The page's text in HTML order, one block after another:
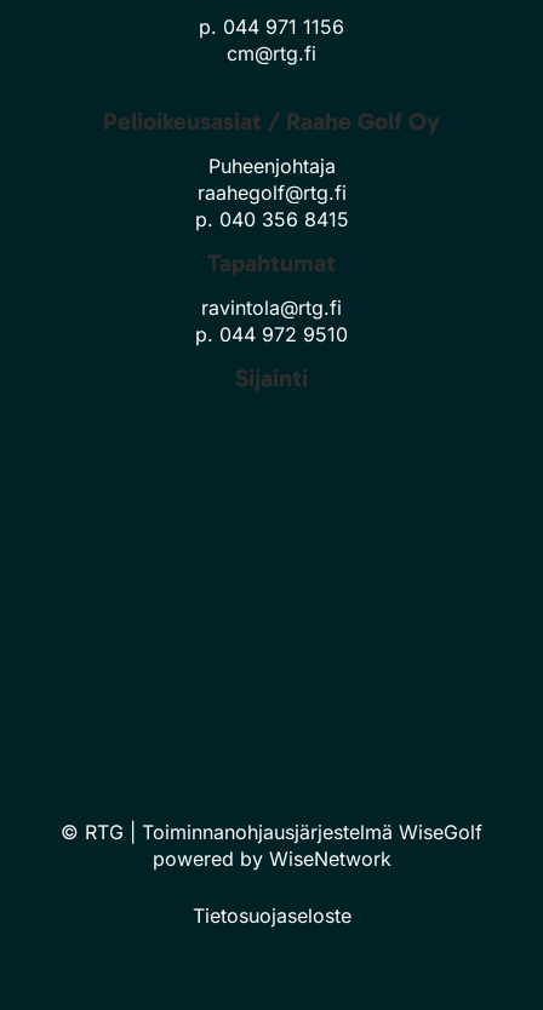
p. 044 971 1156
cm@rtg.fi
Pelioikeusasiat / Raahe Golf Oy
Puheenjohtaja
raahegolf@rtg.fi
p. 040 356 8415
Tapahtumat
ravintola@rtg.fi
p. 044 972 9510
Sijainti
© RTG | Toiminnanohjausjärjestelmä WiseGolf
powered by WiseNetwork
Tietosuojaseloste